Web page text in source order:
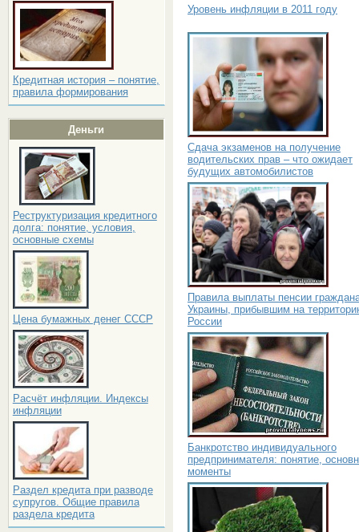
Кредитная история – понятие,
правила формирования
Деньги
Реструктуризация кредитного
долга: понятие, условия,
основные схемы
Цена бумажных денег СССР
Расчёт инфляции. Индексы
инфляции
Раздел кредита при разводе
супругов. Общие правила
раздела кредита
Уровень инфляции в 2011 году
Сдача экзаменов на получение
водительских прав – что ожидает
будущих автомобилистов
Правила выплаты пенсии
Украины, прибывшим на
России
Банкротство индивидуального
предпринимателя: понятие,
моменты